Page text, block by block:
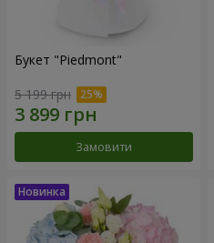
Букет "Piedmont"
5 199 грн
Замовити